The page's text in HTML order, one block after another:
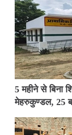
5 महीने से बिना
मेहरुकुण्डल, 25